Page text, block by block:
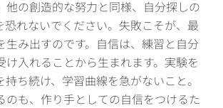
他の創造的な努力と同様、自分探しの
恐れないでください。失敗こそが、最
生み出すのです。自信は、練習と自分
け入れることから生まれます。実験を
ち続け、学習曲線を急がないこと。
のも、作り手としての自信をつけるた